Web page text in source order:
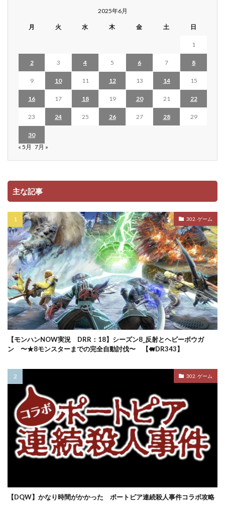
2025年6月
月 火 水 木 金 土 日
1
2 3 4 5 6 7 8
9 10 11 12 13 14 15
16 17 18 19 20 21 22
23 24 25 26 27 28 29
30
« 5月 7月 »
主な記事
302. ゲーム
【モンハンNOW実況 DRR：18】シーズン8_反射とヘビーボウガ
ン 〜★8モンスターまでの完全自動討伐〜 【🐖DR343】
302. ゲーム
【DQW】かなり時間がかかった ポートピア連続殺人事件コラボ攻略